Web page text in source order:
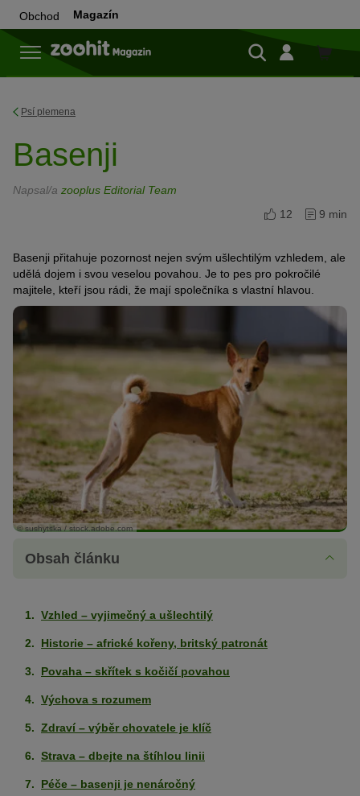
Obchod Magazín
Do
Psí plemena
Basenji
Napsal/a zooplus Editorial Team
12
9 min
Basenji přitahuje pozornost nejen svým ušlechtilým vzhledem, ale
udělá dojem i svou veselou povahou. Je to pes pro pokročilé
majitele, kteří jsou rádi, že mají společníka s vlastní hlavou.
© sushytska / stock.adobe.com
Obsah článku
Vzhled – vyjimečný a ušlechtilý
Historie – africké kořeny, britský patronát
Povaha – skřítek s kočičí povahou
Výchova s rozumem
Zdraví – výběr chovatele je klíč
Strava – dbejte na štíhlou linii
Péče – basenji je nenáročný